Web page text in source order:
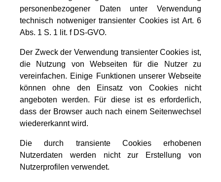
personenbezogener Daten unter Verwendung
technisch notweniger transienter Cookies ist Art. 6
Abs. 1 S. 1 lit. f DS-GVO.
Der Zweck der Verwendung transienter Cookies ist,
die Nutzung von Webseiten für die Nutzer zu
vereinfachen. Einige Funktionen unserer Webseite
können ohne den Einsatz von Cookies nicht
angeboten werden. Für diese ist es erforderlich,
dass der Browser auch nach einem Seitenwechsel
wiedererkannt wird.
Die durch transiente Cookies erhobenen
Nutzerdaten werden nicht zur Erstellung von
Nutzerprofilen verwendet.